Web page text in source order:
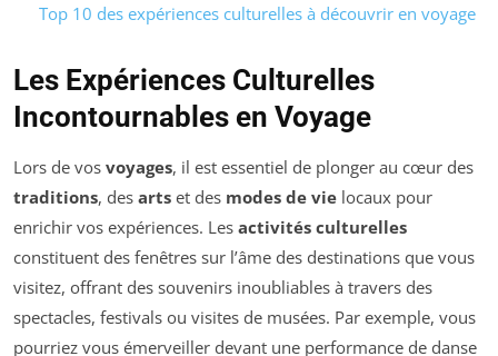
Top 10 des expériences culturelles à découvrir en voyage
Les Expériences Culturelles
Incontournables en Voyage
Lors de vos voyages, il est essentiel de plonger au cœur des
traditions, des arts et des modes de vie locaux pour
enrichir vos expériences. Les activités culturelles
constituent des fenêtres sur l’âme des destinations que vous
visitez, offrant des souvenirs inoubliables à travers des
spectacles, festivals ou visites de musées. Par exemple, vous
pourriez vous émerveiller devant une performance de danse